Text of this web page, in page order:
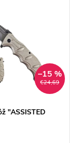
€24,69
–15 %
"ASSISTED